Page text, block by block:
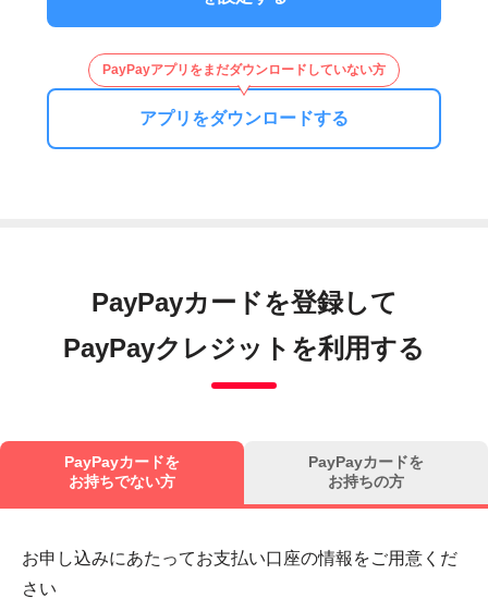
PayPayアプリをまだダウンロードしていない方
アプリをダウンロードする
PayPayカードを登録して
PayPayクレジットを利用する
PayPayカードを
お持ちでない方
PayPayカードを
お持ちの方
お申し込みにあたってお支払い口座の情報をご用意くだ
さい